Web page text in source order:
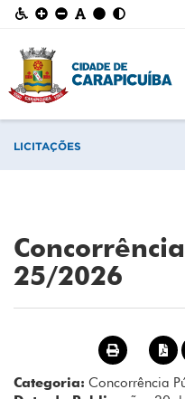
LICITAÇÕES
25/2026
Categoria: Concorrência